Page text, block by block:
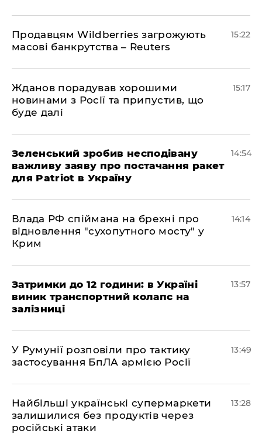
Продавцям Wildberries загрожують
масові банкрутства – Reuters
15:22
Жданов порадував хорошими
новинами з Росії та припустив, що
буде далі
15:17
Зеленський зробив несподівану
важливу заяву про постачання ракет
для Patriot в Україну
14:54
Влада РФ спіймана на брехні про
відновлення "сухопутного мосту" у
Крим
14:14
Затримки до 12 години: в Україні
виник транспортний колапс на
залізниці
13:57
У Румунії розповіли про тактику
застосування БпЛА армією Росії
13:49
Найбільші українські супермаркети
залишилися без продуктів через
російські атаки
13:28